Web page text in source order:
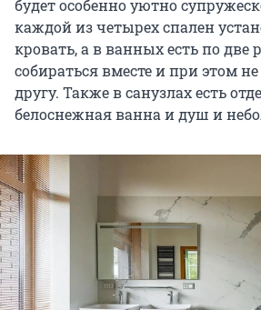
будет особенно уютно
каждой из четырех спален
кровать, а в ванных есть по
собираться вместе и при этом
другу. Также в санузлах есть
белоснежная ванна и душ и